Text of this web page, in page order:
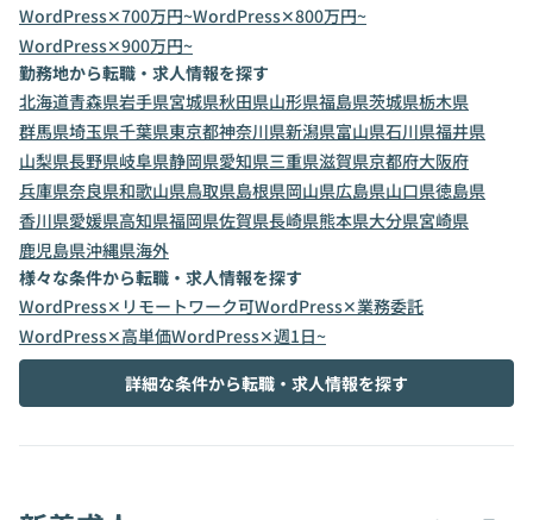
WordPress✕700万円~WordPress✕800万円~
WordPress✕900万円~
勤務地から転職・求人情報を探す
北海道青森県岩手県宮城県秋田県山形県福島県茨城県栃木県
群馬県埼玉県千葉県東京都神奈川県新潟県富山県石川県福井県
山梨県長野県岐阜県静岡県愛知県三重県滋賀県京都府大阪府
兵庫県奈良県和歌山県鳥取県島根県岡山県広島県山口県徳島県
香川県愛媛県高知県福岡県佐賀県長崎県熊本県大分県宮崎県
鹿児島県沖縄県海外
様々な条件から転職・求人情報を探す
WordPress✕リモートワーク可WordPress✕業務委託
WordPress✕高単価WordPress✕週1日~
詳細な条件から転職・求人情報を探す